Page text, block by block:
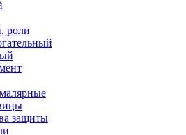
роли
защиты